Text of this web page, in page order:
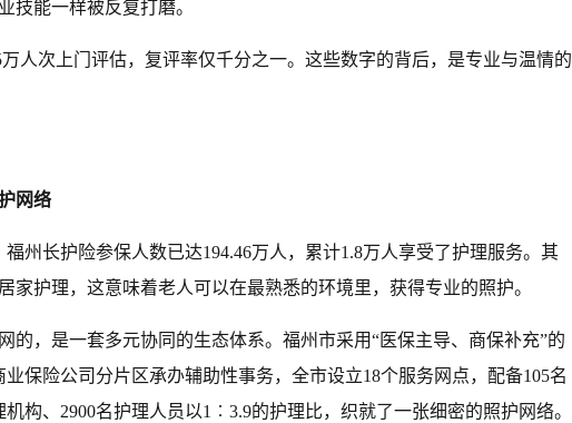
技能一样被反复打磨。
万人次上门评估，复评率仅千分之一。这些数字的背后，是专业与温情的
网络
福州长护险参保人数已达194.46万人，累计1.8万人享受了护理服务。其
家护理，这意味着老人可以在最熟悉的环境里，获得专业的照护。
的，是一套多元协同的生态体系。福州市采用“医保主导、商保补充”的
保险公司分片区承办辅助性事务，全市设立18个服务网点，配备105名
构、2900名护理人员以1︰3.9的护理比，织就了一张细密的照护网络。